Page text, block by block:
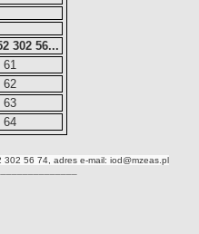
302 56...
61
62
63
64
302 56 74, adres e-mail: iod@mzeas.pl